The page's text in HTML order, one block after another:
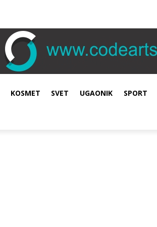
KOSMET SVET UGAONIK SPORT